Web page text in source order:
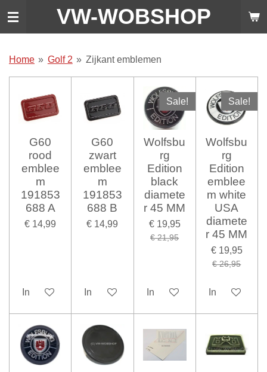
Ga
de
VW-WOBSHOP
Home » Golf 2 » Zijkant emblemen
G60
rood
emblee
m
191853
688 A
€ 14,99
In winkelwagen
G60
zwart
emblee
m
191853
688 B
€ 14,99
In winkelwagen
Sale!
Wolfsbu
rg
Edition
black
diamete
r 45 MM
€ 19,95
€ 21,95
In winkelwagen
Sale!
Wolfsbu
rg
Edition
emblee
m white
USA
diamete
r 45 MM
€ 19,95
€ 26,95
In